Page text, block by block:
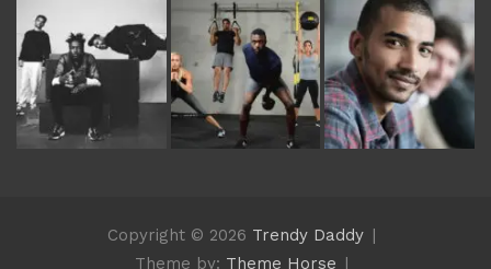
Copyright © 2026 Trendy Daddy
Theme by: Theme Horse